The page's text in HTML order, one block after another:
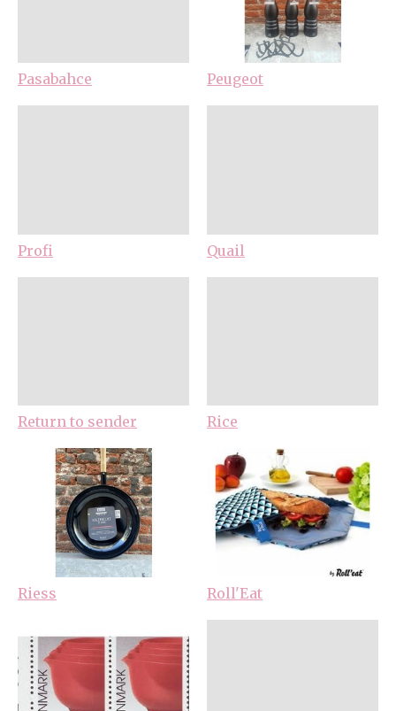
Pasabahce Peugeot
Profi Quail
Return to sender Rice
Riess Roll'Eat